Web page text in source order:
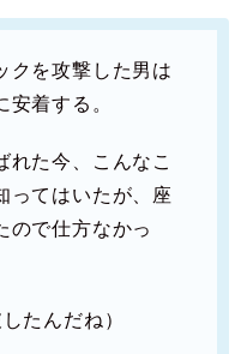
クを攻撃した男は
着する。
れた今、こんなこ
ってはいたが、座
ので仕方なかっ
たんだね）